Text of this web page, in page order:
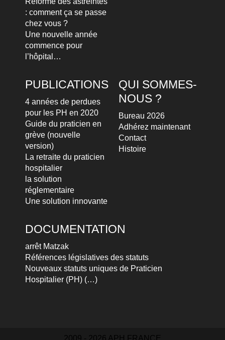
: comment ça se passe
chez vous ?
Une nouvelle année
commence pour
l’hôpital…
PUBLICATIONS
4 années de perdues
pour les PH en 2020
Guide du praticien en
grève (nouvelle
version)
La retraite du praticien
hospitalier
la solution
réglementaire
Une solution innovante
QUI SOMMES-
NOUS ?
Bureau 2026
Adhérez maintenant
Contact
Histoire
DOCUMENTATION
arrêt Matzak
Références législatives des statuts
Nouveaux statuts uniques de Praticien
Hospitalier (PH) (…)
2009 - 2026 APH FRANCE